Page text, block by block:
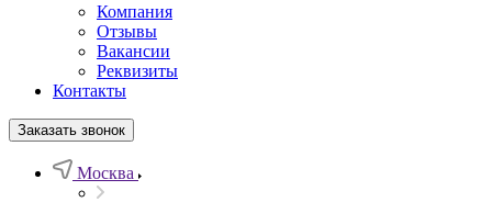
Компания
Отзывы
Вакансии
Реквизиты
Контакты
Заказать звонок
Москва